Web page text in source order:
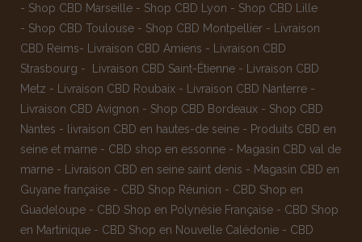
- Shop CBD Marseille - Shop CBD Lyon - Shop CBD Lille
- Shop CBD Toulouse - Shop CBD Montpellier -
Livraison
CBD Reims- Livraison CBD Amiens -
Livraison CBD
Strasbourg - Livraison CBD Saint-Étienne -
Livraison CBD
Metz - Livraison CBD Roubaix - Livraison CBD Nanterre -
Livraison CBD Avignon - Shop CBD Bordeaux - Shop CBD
Nantes - livraison CBD en hautes-de seine - Produits CBD en
seine et marne - CBD shop en essonne - Magasin CBD val de
marne - Livraison CBD en seine saint denis - Magasin CBD en
Guyane française - CBD Shop Réunion - CBD Shop en
Guadeloupe - CBD Shop en Polynésie Française - CBD Shop
en Martinique - CBD Shop en Nouvelle Calédonie - CBD